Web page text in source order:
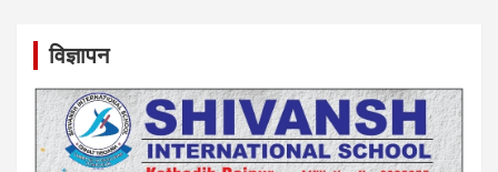
विज्ञापन